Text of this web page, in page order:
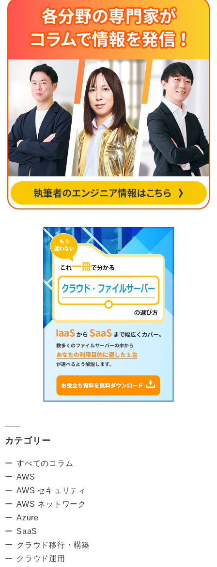
カテゴリー
すべてのコラム
AWS
AWS セキュリティ
AWS ネットワーク
Azure
SaaS
クラウド移行・構築
クラウド運用